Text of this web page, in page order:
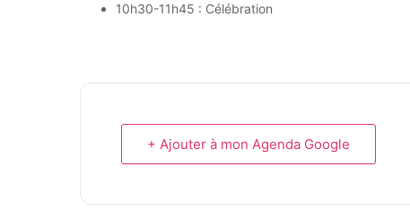
10h30-11h45 : Célébration
+ Ajouter à mon Agenda Google